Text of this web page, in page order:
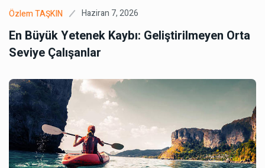
Özlem TAŞKIN Haziran 7, 2026
En Büyük Yetenek Kaybı: Geliştirilmeyen Orta
Seviye Çalışanlar